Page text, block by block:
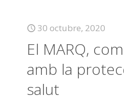
30 octubre, 2020
El MARQ,
amb la
salut